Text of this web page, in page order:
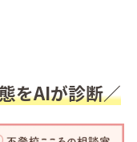
をAIが診断／